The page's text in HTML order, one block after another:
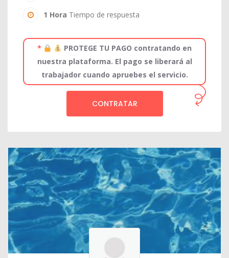
1 Hora Tiempo de respuesta
*
PROTEGE TU PAGO contratando en
nuestra plataforma. El pago se liberará al
trabajador cuando apruebes el servicio.
CONTRATAR